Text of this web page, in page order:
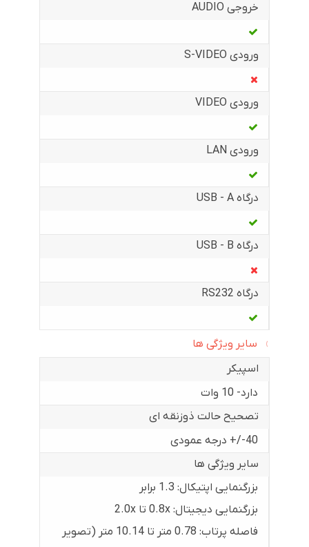
خروجی AUDIO
ورودی S-VIDEO
ورودی VIDEO
ورودی LAN
درگاه USB - A
درگاه USB - B
درگاه RS232
سایر ویژگی ها
اسپیکر
دارد- 10 وات
تصحیح حالت ذوزنقه ای
40-/+ درجه عمودی
سایر ویژگی ها
بزرگنمایی اپتیکال: 1.3 برابر
بزرگنمایی دیجیتال: 0.8x تا 2.0x
فاصله پرتاب: 0.78 متر تا 10.14 متر (تصویر